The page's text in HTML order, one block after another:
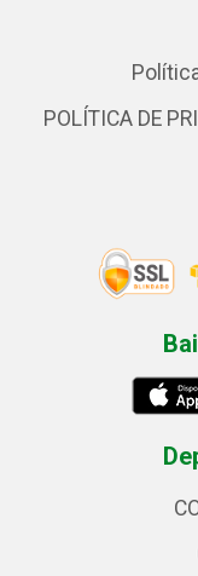
POLÍTICA DE